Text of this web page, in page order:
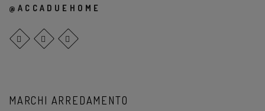
@ACCADUEHOME
MARCHI ARREDAMENTO